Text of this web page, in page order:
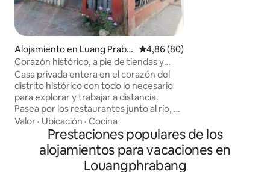
Alojamiento en Luang Praba
ng
Calificación promedio: 4,86 de
4,86 (80)
Corazón histórico, a pie de tiendas y
mercado nocturno
Casa privada entera en el corazón del
distrito histórico con todo lo necesario
para explorar y trabajar a distancia.
Pasea por los restaurantes junto al río, el
mercado nocturno, el crucero con cena,
la calle comercial, el spa y el famoso
templo Xiengthong. Observa a los
monjes pasar cada mañana. Totalmente
equipado con todas las comodidades y
Valor · Ubicación · Cocina
Prestaciones populares de los
alojamientos para vacaciones en
Louangphrabang